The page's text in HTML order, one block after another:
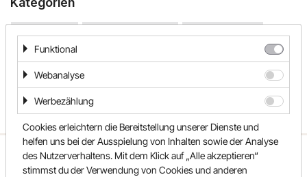
Haus & Garten
Schönes Wohnen
ÜBER UNS UNSER TEAM
FAQ
REWARDO
KONTAKT
SHOPS
Funktional
Webanalyse
Werbezählung
Cookies erleichtern die Bereitstellung unserer Dienste und
helfen uns bei der Ausspielung von Inhalten sowie der Analyse
des Nutzerverhaltens. Mit dem Klick auf „Alle akzeptieren“
stimmst du der Verwendung von Cookies und anderen